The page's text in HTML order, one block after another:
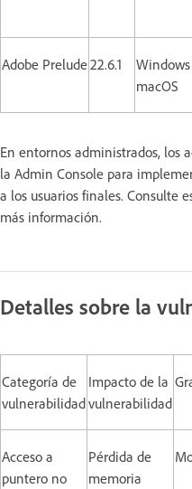
Adobe Prelude22.6.1
macOS
En entornos administrados, los
la Admin Console para
a los usuarios finales. Consulte
más información.
Detalles sobre la
Categoría de
vulnerabilidad
Impacto de la
vulnerabilidad
Acceso a
puntero no
Pérdida de
memoria